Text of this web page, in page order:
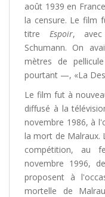
août 1939 en
la censure. Le film
titre Espoir, avec
Schumann. On
mètres de
pourtant —, «La
Le film fut à
diffusé à la
novembre 1986, à
la mort de Malraux.
compétition, au
novembre 1996,
proposent à
mortelle de